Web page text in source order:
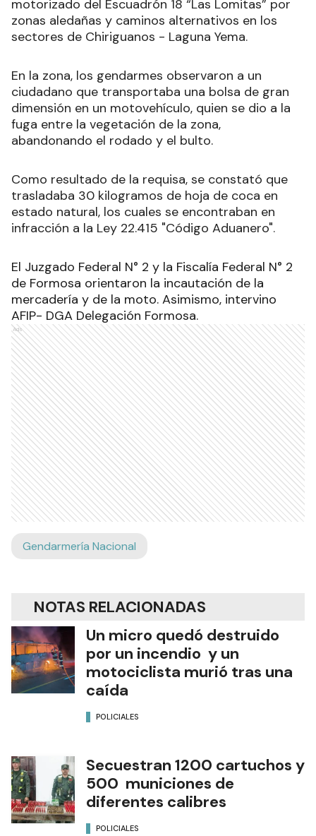
motorizado del Escuadrón 18 “Las Lomitas” por
zonas aledañas y caminos alternativos en los
sectores de Chiriguanos - Laguna Yema.
En la zona, los gendarmes observaron a un
ciudadano que transportaba una bolsa de gran
dimensión en un motovehículo, quien se dio a la
fuga entre la vegetación de la zona,
abandonando el rodado y el bulto.
Como resultado de la requisa, se constató que
trasladaba 30 kilogramos de hoja de coca en
estado natural, los cuales se encontraban en
infracción a la Ley 22.415 "Código Aduanero".
El Juzgado Federal N° 2 y la Fiscalía Federal N° 2
de Formosa orientaron la incautación de la
mercadería y de la moto. Asimismo, intervino
AFIP- DGA Delegación Formosa.
Ads
Gendarmería Nacional
NOTAS RELACIONADAS
Un micro quedó destruido
por un incendio y un
motociclista murió tras una
caída
POLICIALES
Secuestran 1200 cartuchos y
500 municiones de
diferentes calibres
POLICIALES